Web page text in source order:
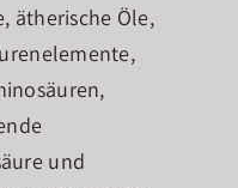
ätherische Öle,
und